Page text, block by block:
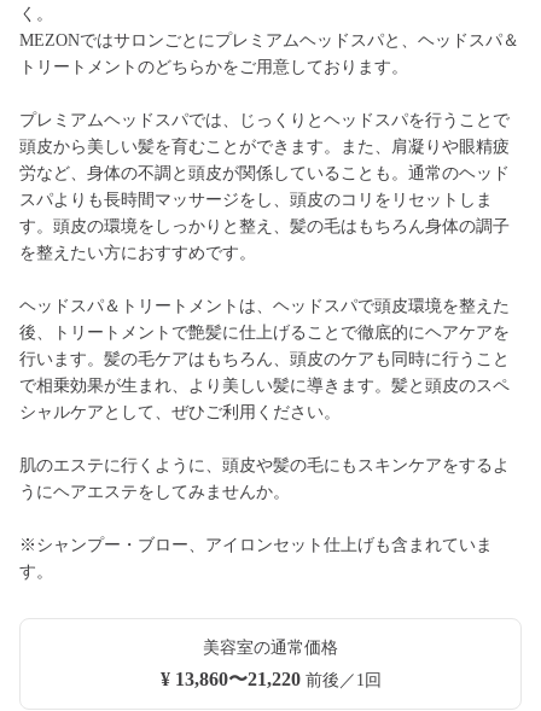
く。
MEZONではサロンごとにプレミアムヘッドスパと、ヘッドスパ＆
トリートメントのどちらかをご用意しております。
プレミアムヘッドスパでは、じっくりとヘッドスパを行うことで
頭皮から美しい髪を育むことができます。また、肩凝りや眼精疲
労など、身体の不調と頭皮が関係していることも。通常のヘッド
スパよりも長時間マッサージをし、頭皮のコリをリセットしま
す。頭皮の環境をしっかりと整え、髪の毛はもちろん身体の調子
を整えたい方におすすめです。
ヘッドスパ＆トリートメントは、ヘッドスパで頭皮環境を整えた
後、トリートメントで艶髪に仕上げることで徹底的にヘアケアを
行います。髪の毛ケアはもちろん、頭皮のケアも同時に行うこと
で相乗効果が生まれ、より美しい髪に導きます。髪と頭皮のスペ
シャルケアとして、ぜひご利用ください。
肌のエステに行くように、頭皮や髪の毛にもスキンケアをするよ
うにヘアエステをしてみませんか。
※シャンプー・ブロー、アイロンセット仕上げも含まれていま
す。
美容室の通常価格
¥ 13,860〜21,220前後／1回